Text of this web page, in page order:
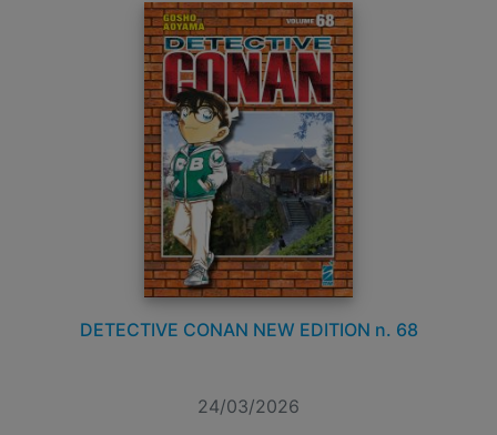
DETECTIVE CONAN NEW EDITION n. 68
24/03/2026